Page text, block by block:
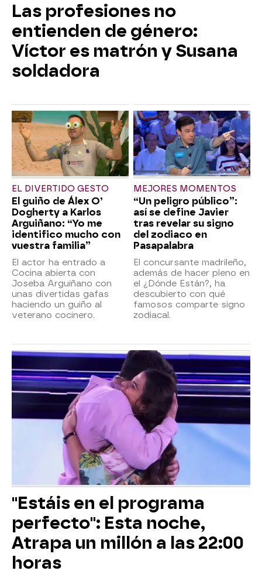
Las profesiones no
entienden de género:
Víctor es matrón y Susana
soldadora
EL DIVERTIDO GESTO
El guiño de Álex O’
Dogherty a Karlos
Arguiñano: “Yo me
identifico mucho con
vuestra familia”
El actor ha entrado a
Cocina abierta con
Joseba Arguiñano con
unas divertidas gafas
haciendo un guiño al
veterano cocinero.
MEJORES MOMENTOS
“Un peligro público”:
así se define Javier
tras revelar su signo
del zodiaco en
Pasapalabra
El concursante madrileño,
además de hacer pleno en
el ¿Dónde Están?, ha
descubierto con qué
famosos comparte signo
zodiacal.
"Estáis en el programa
perfecto": Esta noche,
Atrapa un millón a las 22:00
horas